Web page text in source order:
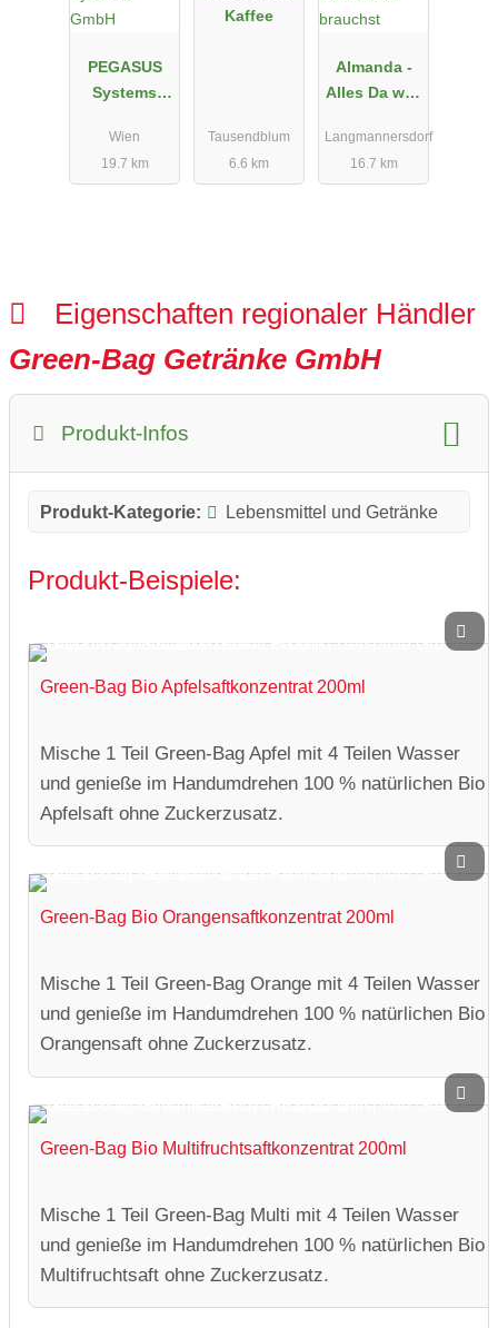
PEGASUS
Systems
Wien
19.7 km
Kaffee
Tausendblum
6.6 km
Almanda -
Alles Da was
Langmannersdorf
16.7 km
Eigenschaften regionaler Händler
Green-Bag Getränke GmbH
Produkt-Infos
Produkt-Kategorie: Lebensmittel und Getränke
Produkt-Beispiele:
Green-Bag Bio Apfelsaftkonzentrat 200ml
Mische 1 Teil Green-Bag Apfel mit 4 Teilen Wasser
und genieße im Handumdrehen 100 % natürlichen Bio
Apfelsaft ohne Zuckerzusatz.
Green-Bag Bio Orangensaftkonzentrat 200ml
Mische 1 Teil Green-Bag Orange mit 4 Teilen Wasser
und genieße im Handumdrehen 100 % natürlichen Bio
Orangensaft ohne Zuckerzusatz.
Green-Bag Bio Multifruchtsaftkonzentrat 200ml
Mische 1 Teil Green-Bag Multi mit 4 Teilen Wasser
und genieße im Handumdrehen 100 % natürlichen Bio
Multifruchtsaft ohne Zuckerzusatz.